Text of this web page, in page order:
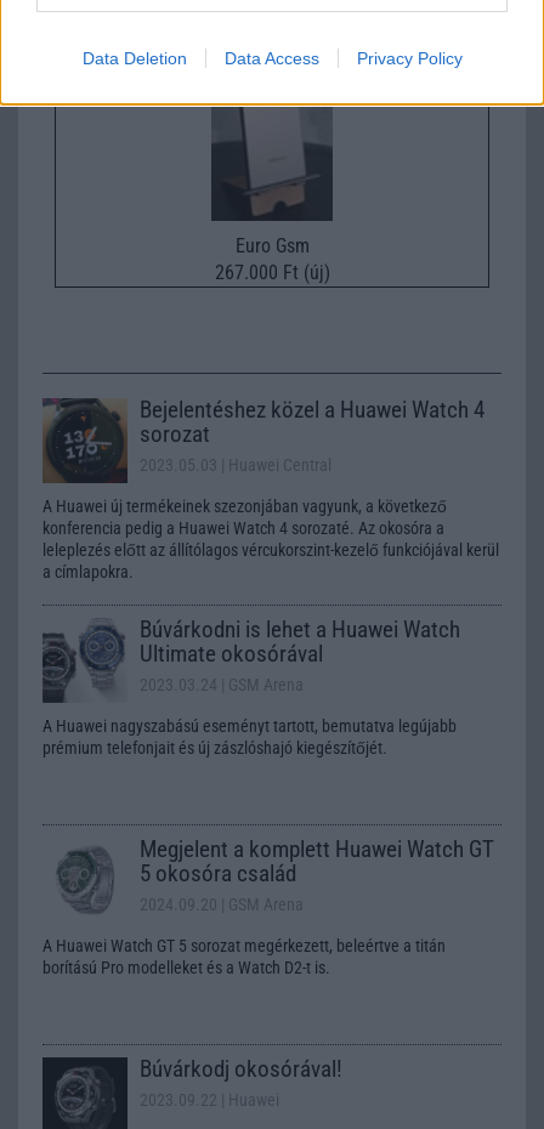
Data Deletion Data Access Privacy Policy
Samsung Galaxy S26
Euro Gsm
267.000 Ft (új)
Bejelentéshez közel a Huawei Watch 4
sorozat
2023.05.03 | Huawei Central
A Huawei új termékeinek szezonjában vagyunk, a következő
konferencia pedig a Huawei Watch 4 sorozaté. Az okosóra a
leleplezés előtt az állítólagos vércukorszint-kezelő funkciójával kerül
a címlapokra.
Búvárkodni is lehet a Huawei Watch
Ultimate okosórával
2023.03.24 | GSM Arena
A Huawei nagyszabású eseményt tartott, bemutatva legújabb
prémium telefonjait és új zászlóshajó kiegészítőjét.
Megjelent a komplett Huawei Watch GT
5 okosóra család
2024.09.20 | GSM Arena
A Huawei Watch GT 5 sorozat megérkezett, beleértve a titán
borítású Pro modelleket és a Watch D2-t is.
Búvárkodj okosórával!
2023.09.22 | Huawei